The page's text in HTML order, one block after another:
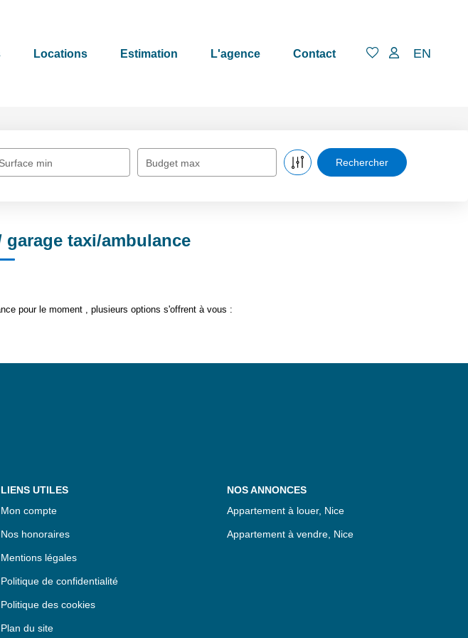
Locations Estimation L'agence Contact EN
Surface min Budget max
taxi/ambulance
pour le moment , plusieurs options s'offrent à vous :
LIENS UTILES
Mon compte
Nos honoraires
Mentions légales
Politique de confidentialité
Politique des cookies
Plan du site
NOS ANNONCES
Appartement à louer, Nice
Appartement à vendre, Nice